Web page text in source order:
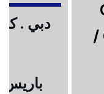
ولغاية 10 / 07 /
دبي .
باريس